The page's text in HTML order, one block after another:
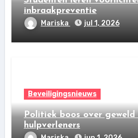
inbraakpreventie
Mariska jul 1, 2026
Beveiligingsnieuws
Politiek boos over geweld
hulpverleners